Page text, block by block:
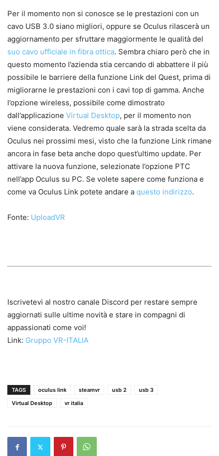
Per il momento non si conosce se le prestazioni con un
cavo USB 3.0 siano migliori, oppure se Oculus rilascerà un
aggiornamento per sfruttare maggiormente le qualità del
suo cavo ufficiale in fibra ottica. Sembra chiaro però che in
questo momento l’azienda stia cercando di abbattere il più
possibile le barriere della funzione Link del Quest, prima di
migliorarne le prestazioni con i cavi top di gamma. Anche
l’opzione wireless, possibile come dimostrato
dall’applicazione Virtual Desktop, per il momento non
viene considerata. Vedremo quale sarà la strada scelta da
Oculus nei prossimi mesi, visto che la funzione Link rimane
ancora in fase beta anche dopo quest’ultimo update. Per
attivare la nuova funzione, selezionate l’opzione PTC
nell’app Oculus su PC. Se volete sapere come funziona e
come va Oculus Link potete andare a questo indirizzo.
Fonte: UploadVR
Iscrivetevi al nostro canale Discord per restare sempre
aggiornati sulle ultime novità e stare in compagni di
appassionati come voi!
Link: Gruppo VR-ITALIA
TAGS oculus link steamvr usb 2
usb 3
Virtual Desktop
vr italia